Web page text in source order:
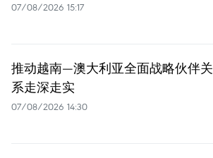
07/08/2026 15:17
推动越南—澳大利亚全面战略伙伴关
系走深走实
07/08/2026 14:30